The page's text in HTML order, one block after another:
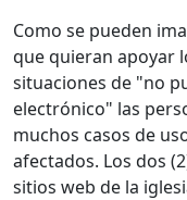
Como se pueden
que quieran apoyar
situaciones de "no
electrónico" las
muchos casos de
afectados. Los dos
sitios web de la